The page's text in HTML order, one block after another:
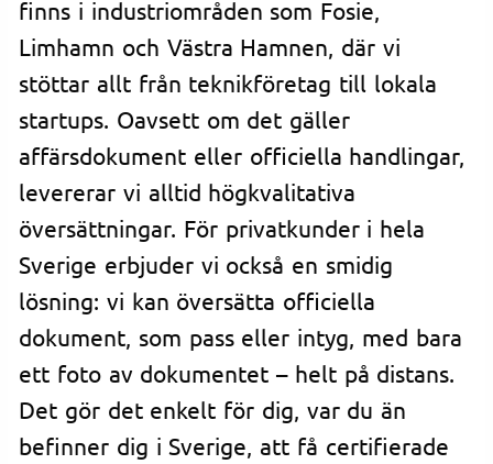
finns i industriområden som Fosie,
Limhamn och Västra Hamnen, där vi
stöttar allt från teknikföretag till lokala
startups. Oavsett om det gäller
affärsdokument eller officiella handlingar,
levererar vi alltid högkvalitativa
översättningar. För privatkunder i hela
Sverige erbjuder vi också en smidig
lösning: vi kan översätta officiella
dokument, som pass eller intyg, med bara
ett foto av dokumentet – helt på distans.
Det gör det enkelt för dig, var du än
befinner dig i Sverige, att få certifierade